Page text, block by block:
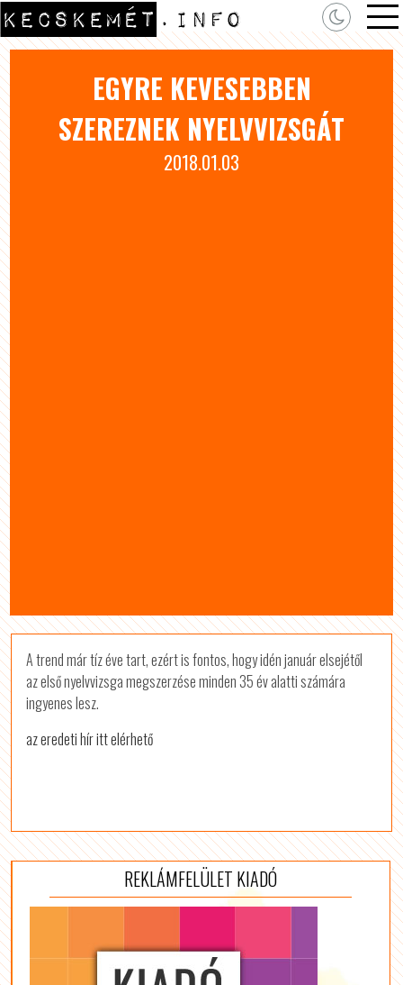
EGYRE KEVESEBBEN
SZEREZNEK NYELVVIZSGÁT
2018.01.03
A trend már tíz éve tart, ezért is fontos, hogy idén január elsejétől
az első nyelvvizsga megszerzése minden 35 év alatti számára
ingyenes lesz.
az eredeti hír itt elérhető
REKLÁMFELÜLET KIADÓ